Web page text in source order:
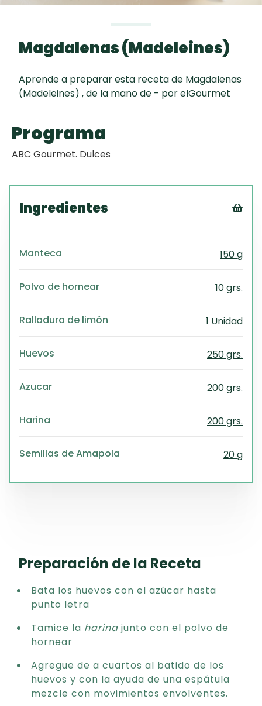
Galletas con
Chispas de
Chocolate
Magdalenas (Madeleines)
Aprende a preparar esta receta de Magdalenas
(Madeleines) , de la mano de - por elGourmet
Programa
ABC Gourmet. Dulces
Ingredientes
Manteca 150 g
Polvo de hornear 10 grs.
Ralladura de limón 1 Unidad
Huevos 250 grs.
Azucar 200 grs.
Harina 200 grs.
Semillas de Amapola 20 g
Preparación de la Receta
Bata los huevos con el azúcar hasta
punto letra
Tamice la harina junto con el polvo de
hornear
Agregue de a cuartos al batido de los
huevos y con la ayuda de una espátula
mezcle con movimientos envolventes.